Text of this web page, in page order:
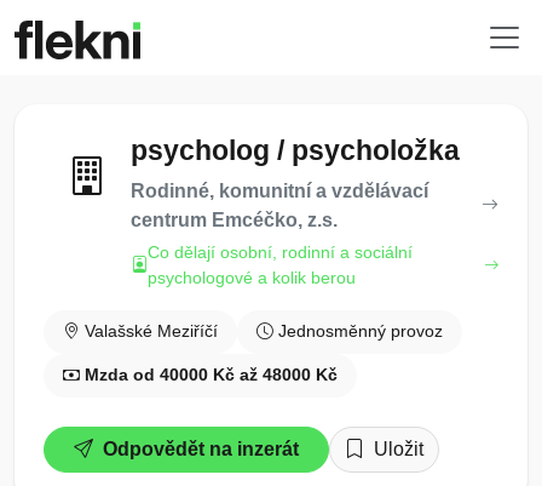
psycholog / psycholožka
Rodinné, komunitní a vzdělávací
centrum Emcéčko, z.s.
Co dělají osobní, rodinní a sociální
psychologové a kolik berou
Valašské Meziříčí Jednosměnný provoz
Mzda od 40000 Kč až 48000 Kč
Odpovědět na inzerát Uložit